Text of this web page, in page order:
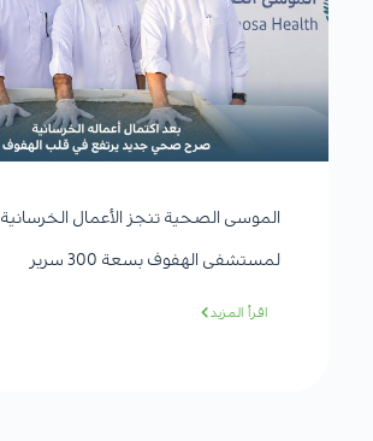
الموسى الصحية تنجز الأعمال الخرسانية
لمستشفى الهفوف بسعة 300 سرير
اقرأ المزيد